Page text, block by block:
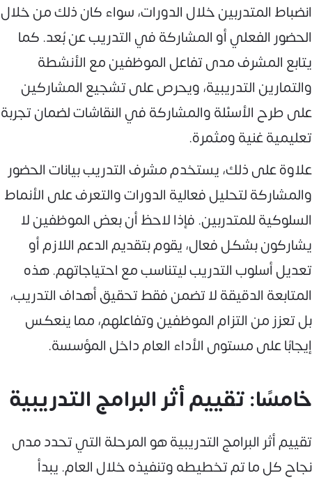
انضباط المتدربين خلال الدورات، سواء كان ذلك من خلال
الحضور الفعلي أو المشاركة في التدريب عن بُعد. كما
يتابع المشرف مدى تفاعل الموظفين مع الأنشطة
والتمارين التدريبية، ويحرص على تشجيع المشاركين
على طرح الأسئلة والمشاركة في النقاشات لضمان تجربة
تعليمية غنية ومثمرة.
علاوة على ذلك، يستخدم مشرف التدريب بيانات الحضور
والمشاركة لتحليل فعالية الدورات والتعرف على الأنماط
السلوكية للمتدربين. فإذا لاحظ أن بعض الموظفين لا
يشاركون بشكل فعال، يقوم بتقديم الدعم اللازم أو
تعديل أسلوب التدريب ليتناسب مع احتياجاتهم. هذه
المتابعة الدقيقة لا تضمن فقط تحقيق أهداف التدريب،
بل تعزز من التزام الموظفين وتفاعلهم، مما ينعكس
إيجابًا على مستوى الأداء العام داخل المؤسسة.
خامسًا: تقييم أثر البرامج التدريبية
تقييم أثر البرامج التدريبية هو المرحلة التي تحدد مدى
نجاح كل ما تم تخطيطه وتنفيذه خلال العام. يبدأ